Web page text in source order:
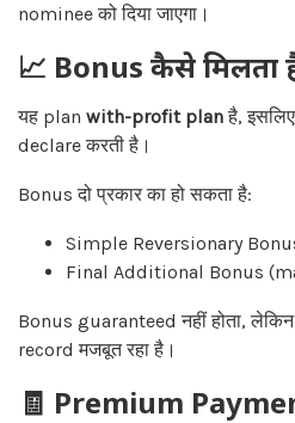
nominee को दिया जाएगा।
📈 Bonus कैसे मिलता
यह plan with-profit planहै,
declare करती है।
Bonus दो प्रकार का हो सकता है:
Simple Reversionary
Final Additional Bonus
Bonus guaranteed नहीं होता,
record मजबूत रहा है।
🧾 Premium